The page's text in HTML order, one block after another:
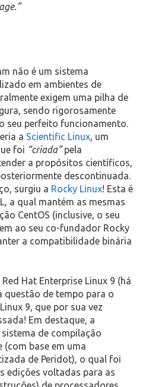
não é um sistema
em ambientes de
exigem uma pilha de
sendo rigorosamente
seu perfeito funcionamento.
a Scientific Linux, um
foi “criada”pela
a propósitos científicos,
descontinuada.
surgiu a Rocky Linux! Esta é
a qual mantém as mesmas
CentOS (inclusive, o seu
ao seu co-fundador Rocky
a compatibilidade binária
Hat Enterprise Linux 9 (há
questão de tempo para o
9, que por sua vez
Em destaque, a
de compilação
(com base em uma
de Peridot), o qual foi
edições voltadas para as